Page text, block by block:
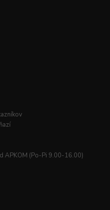
APKOM (Po-Pi 9.00-16.00)